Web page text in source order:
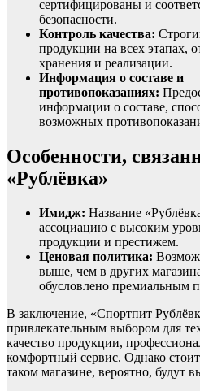
сертифицированы и
безопасности.
Контроль качества:
продукции на всех этапах,
хранения и реализации.
Информация о составе и
противопоказаниях:
информации о составе,
возможных
Особенности,
«Рублёвка»
Имидж: Название
ассоциацию с высоким
продукции и престижем.
Ценовая политика:
выше, чем в других
обусловлено премиальным
В заключение, «Спортпит
привлекательным выбором для
качество продукции,
комфортный сервис. Однако
таком магазине, вероятно, будут